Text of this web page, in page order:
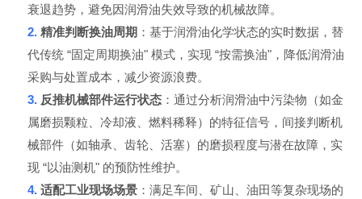
衰退趋势，避免因润滑油失效导致的机械故障。
2.精准判断换油周期 ：基于润滑油化学状态的实时数据，替
代传统 “固定周期换油"模式，实现“按需换油" ，降低润滑油
采购与处置成本，减少资源浪费。
3. 反推机械部件运行状态 ：通过分析润滑油中污染物（如金
属磨损颗粒、冷却液、燃料稀释）的特征信号，间接判断机
械部件（如轴承、齿轮、活塞）的磨损程度与潜在故障，实
现 “以油测机" 的预防性维护。
4.适配工业现场场景 ：满足车间、矿山、油田等复杂现场的